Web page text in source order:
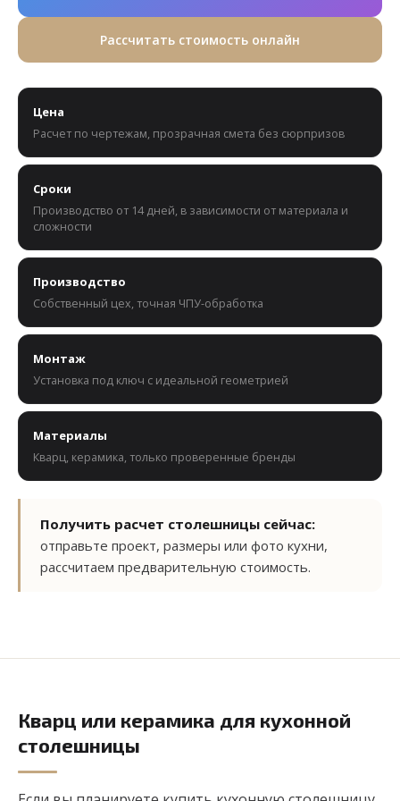
Рассчитать стоимость онлайн
Цена
Расчет по чертежам, прозрачная смета без сюрпризов
Сроки
Производство от 14 дней, в зависимости от материала и
сложности
Производство
Собственный цех, точная ЧПУ-обработка
Монтаж
Установка под ключ с идеальной геометрией
Материалы
Кварц, керамика, только проверенные бренды
Получить расчет столешницы сейчас:
отправьте проект, размеры или фото кухни,
рассчитаем предварительную стоимость.
Кварц или керамика для кухонной
столешницы